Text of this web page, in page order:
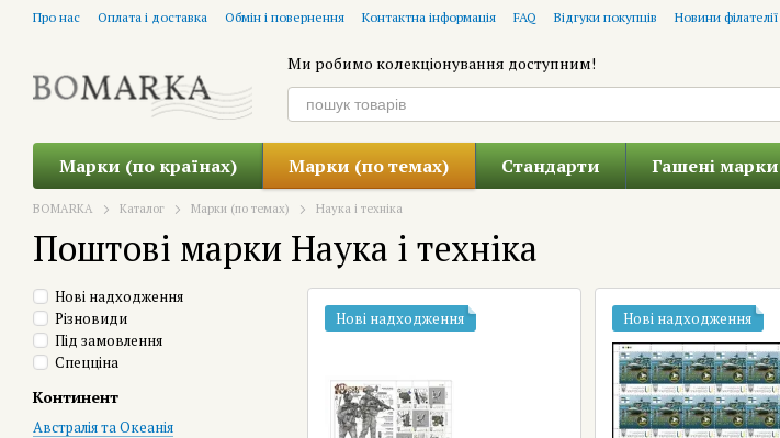
Перейти до основного контенту
Про нас Оплата і доставка Обмін і повернення Контактна інформація FAQ Відгуки покупців Новини філателії
Ми робимо колекціонування доступним!
Марки (по країнах) Марки (по темах) Стандарти Гашені марки
BOMARKA Каталог Марки (по темах) Наука і техніка
Поштові марки Наука і техніка
Нові надходження Нові надходження
Нові надходження
Різновиди
Під замовлення
Спецціна
Континент
Австралія та Океанія